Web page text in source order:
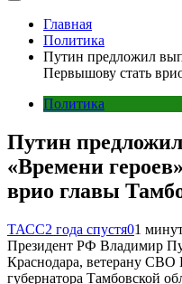
Главная
Политика
Путин предложил
Первышову стать
Политика
Путин
«Времени
врио главы
ТАСС2 года спустя01
Президент РФ Владимир
Краснодара, ветерану
губернатора Тамбовской